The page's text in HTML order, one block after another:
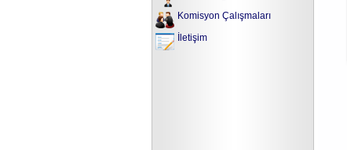
Komisyon Çalışmaları
İletişim